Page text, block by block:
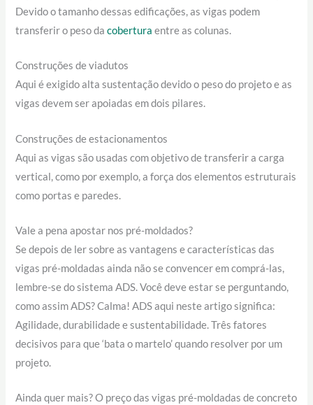
Devido o tamanho dessas edificações, as vigas podem
transferir o peso dacobertura entre as colunas.
Construções de viadutos
Aqui é exigido alta sustentação devido o peso do projeto e as
vigas devem ser apoiadas em dois pilares.
Construções de estacionamentos
Aqui as vigas são usadas com objetivo de transferir a carga
vertical, como por exemplo, a força dos elementos estruturais
como portas e paredes.
Vale a pena apostar nos pré-moldados?
Se depois de ler sobre as vantagens e características das
vigas pré-moldadas ainda não se convencer em comprá-las,
lembre-se do sistema ADS. Você deve estar se perguntando,
como assim ADS? Calma! ADS aqui neste artigo significa:
Agilidade, durabilidade e sustentabilidade. Três fatores
decisivos para que ‘bata o martelo’ quando resolver por um
projeto.
Ainda quer mais? O preço das vigas pré-moldadas de concreto